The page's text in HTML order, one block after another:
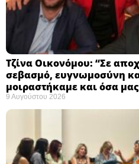
Τζίνα Οικονόμου: “Σε
σεβασμό, ευγνωμοσύνη
μοιραστήκαμε και όσα
9 Αυγούστου 2026